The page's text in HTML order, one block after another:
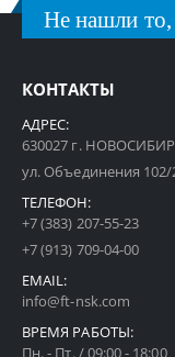
Не нашли то,
КОНТАКТЫ
АДРЕС:
630027 г.
ул. Объединения 102/
ТЕЛЕФОН:
+7 (383) 207-55-23
+7 (913) 709-04-00
EMAIL:
info@ft-nsk.com
ВРЕМЯ РАБОТЫ:
Пн. - Пт. / 09:00 - 18:00